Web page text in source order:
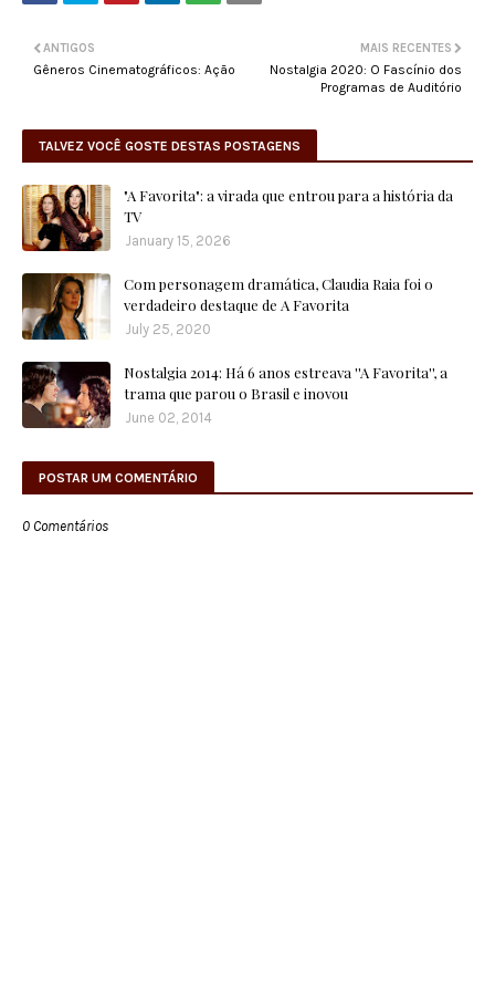
MAIS RECENTES
Nostalgia 2020: O Fascínio dos
Programas de Auditório
ANTIGOS
Gêneros Cinematográficos: Ação
TALVEZ VOCÊ GOSTE DESTAS POSTAGENS
"A Favorita": a virada que entrou para a história da
TV
January 15, 2026
Com personagem dramática, Claudia Raia foi o
verdadeiro destaque de A Favorita
July 25, 2020
Nostalgia 2014: Há 6 anos estreava ''A Favorita'', a
trama que parou o Brasil e inovou
June 02, 2014
POSTAR UM COMENTÁRIO
0 Comentários